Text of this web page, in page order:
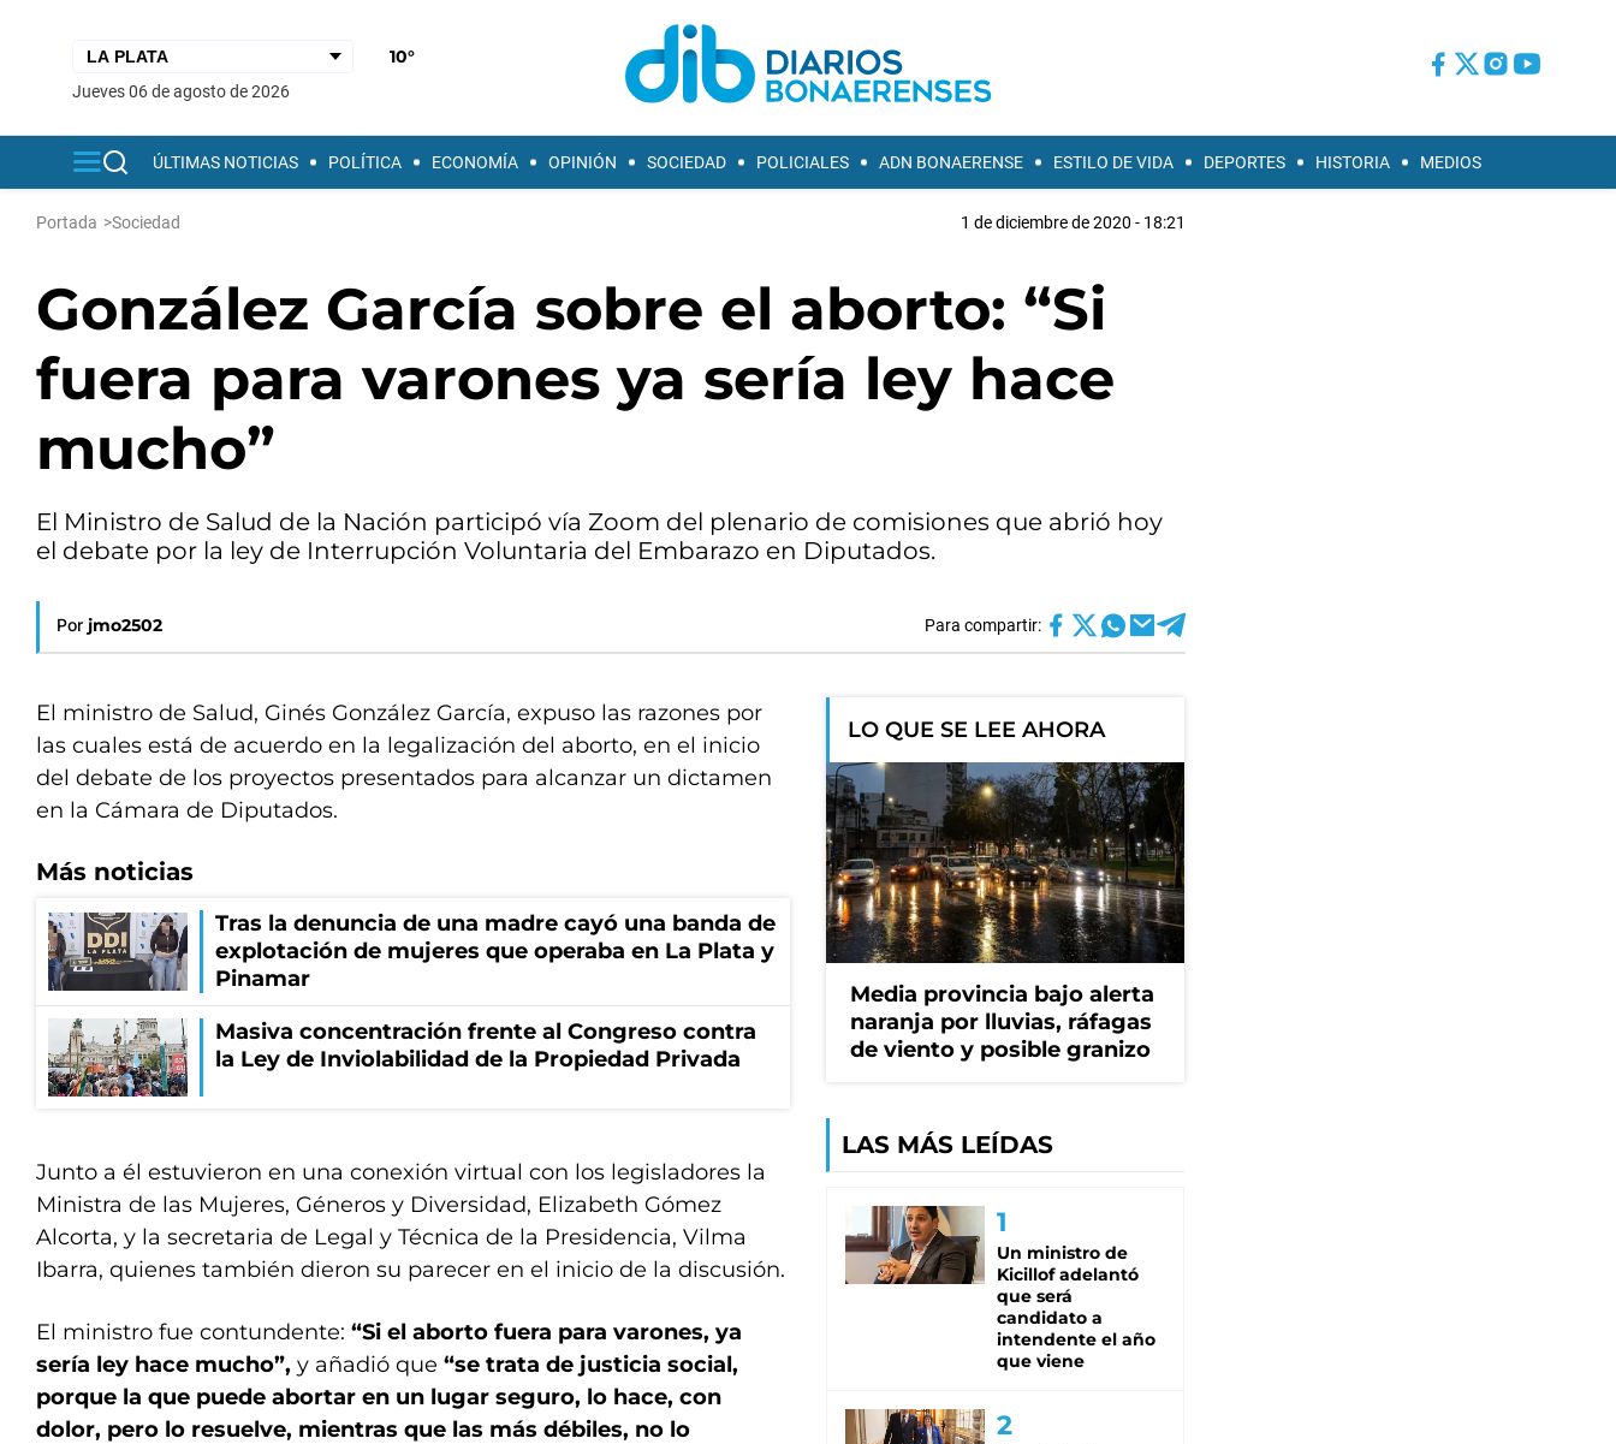
10°
jueves 06 de agosto de 2026
ÚLTIMAS NOTICIAS POLÍTICA ECONOMÍA OPINIÓN SOCIEDAD POLICIALES ADN BONAERENSE ESTILO DE VIDA DEPORTES HISTORIA MEDIOS
Portada >Sociedad 1 de diciembre de 2020 - 18:21
González García sobre el aborto: “Si
fuera para varones ya sería ley hace
mucho”
El Ministro de Salud de la Nación participó vía Zoom del plenario de comisiones que abrió hoy
el debate por la ley de Interrupción Voluntaria del Embarazo en Diputados.
Por jmo2502 Para compartir:
El ministro de Salud, Ginés González García, expuso las razones por
las cuales está de acuerdo en la legalización del aborto, en el inicio
del debate de los proyectos presentados para alcanzar un dictamen
en la Cámara de Diputados.
Más noticias
Tras la denuncia de una madre cayó una banda de
explotación de mujeres que operaba en La Plata y
Pinamar
Masiva concentración frente al Congreso contra
la Ley de Inviolabilidad de la Propiedad Privada
Junto a él estuvieron en una conexión virtual con los legisladores la
Ministra de las Mujeres, Géneros y Diversidad, Elizabeth Gómez
Alcorta, y la secretaria de Legal y Técnica de la Presidencia, Vilma
Ibarra, quienes también dieron su parecer en el inicio de la discusión.
El ministro fue contundente: “Si el aborto fuera para varones, ya
sería ley hace mucho”, y añadió que “se trata de justicia social,
porque la que puede abortar en un lugar seguro, lo hace, con
dolor, pero lo resuelve, mientras que las más débiles, no lo
LO QUE SE LEE AHORA
Media provincia bajo alerta
naranja por lluvias, ráfagas
de viento y posible granizo
LAS MÁS LEÍDAS
Un ministro de
Kicillof adelantó
que será
candidato a
intendente el año
que viene